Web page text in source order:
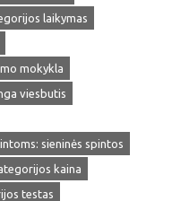
laikymas
mokykla
viesbutis
sieninės spintos
kaina
testas